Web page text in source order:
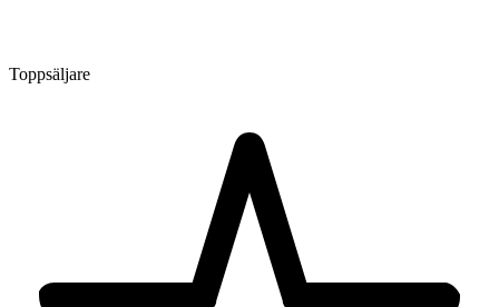
Toppsäljare